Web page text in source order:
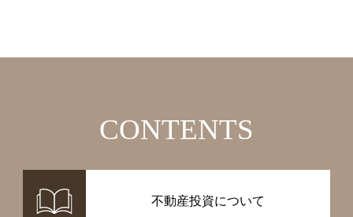
CONTENTS
不動産投資について